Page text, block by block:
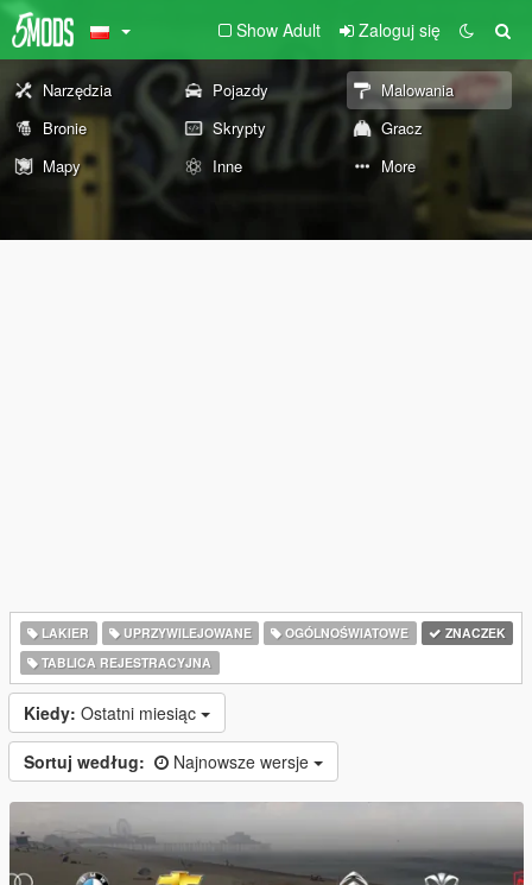
Show Adult Zaloguj się
Narzędzia Pojazdy
Malowania
Bronie
Skrypty
Gracz
Mapy
Inne More
LAKIER UPRZYWILEJOWANE OGÓLNOŚWIATOWE
ZNACZEK
TABLICA REJESTRACYJNA
Kiedy: Ostatni miesiąc
Sortuj według: Najnowsze wersje